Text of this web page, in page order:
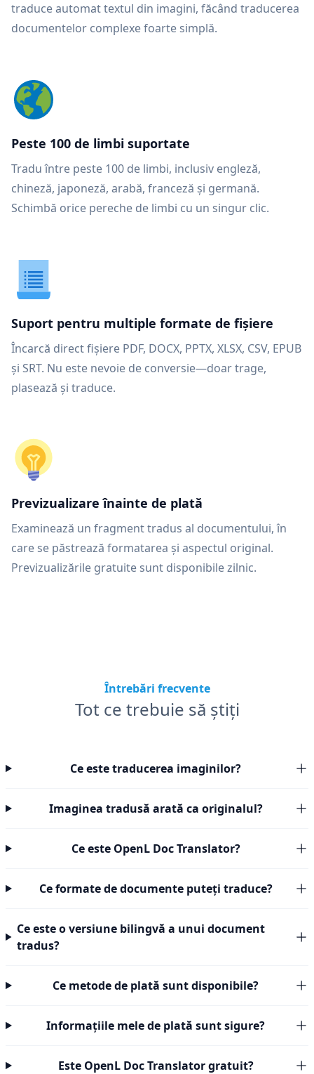
traduce automat textul din imagini, făcând traducerea
documentelor complexe foarte simplă.
Peste 100 de limbi suportate
Tradu între peste 100 de limbi, inclusiv engleză,
chineză, japoneză, arabă, franceză și germană.
Schimbă orice pereche de limbi cu un singur clic.
Suport pentru multiple formate de fișiere
Încarcă direct fișiere PDF, DOCX, PPTX, XLSX, CSV, EPUB
și SRT. Nu este nevoie de conversie—doar trage,
plasează și traduce.
Previzualizare înainte de plată
Examinează un fragment tradus al documentului, în
care se păstrează formatarea și aspectul original.
Previzualizările gratuite sunt disponibile zilnic.
Întrebări frecvente
Tot ce trebuie să știți
Ce este traducerea imaginilor?
Imaginea tradusă arată ca originalul?
Ce este OpenL Doc Translator?
Ce formate de documente puteți traduce?
Ce este o versiune bilingvă a unui document
tradus?
Ce metode de plată sunt disponibile?
Informațiile mele de plată sunt sigure?
Este OpenL Doc Translator gratuit?